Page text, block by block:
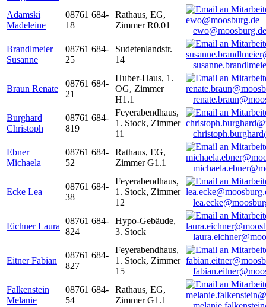
Adamski
Madeleine
08761 684-
18
Rathaus, EG,
Zimmer R0.01
ewo@moosburg.de
Brandlmeier
Susanne
08761 684-
25
Sudetenlandstr.
14
Braun Renate
08761 684-
21
Huber-Haus, 1.
OG, Zimmer
H1.1
Burghard
Christoph
08761 684-
819
Feyerabendhaus,
1. Stock, Zimmer
11
Ebner
Michaela
08761 684-
52
Rathaus, EG,
Zimmer G1.1
Ecke Lea
08761 684-
38
Feyerabendhaus,
1. Stock, Zimmer
12
Eichner Laura
08761 684-
824
Hypo-Gebäude,
3. Stock
Eitner Fabian
08761 684-
827
Feyerabendhaus,
1. Stock, Zimmer
15
Falkenstein
Melanie
08761 684-
54
Rathaus, EG,
Zimmer G1.1